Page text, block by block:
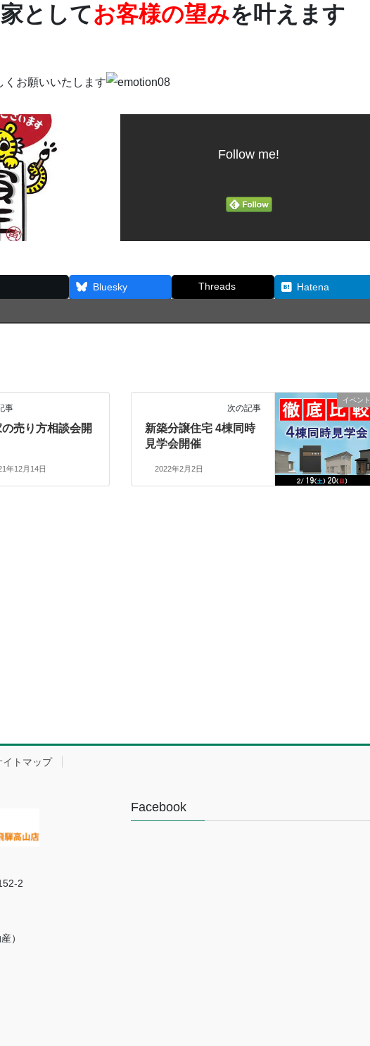
としてお客様の望みを叶えます
くお願いいたします
Follow me!
Bluesky Threads Hatena
事
の売り方相談会開
年12月14日
イベント
次の記事
新築分譲住宅 4棟同時
見学会開催
2022年2月2日
イトマップ
2
）
Facebook